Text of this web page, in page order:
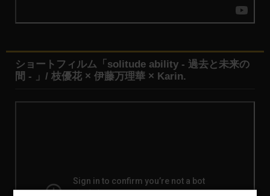
ショートフィルム「solitude ability - 過去と未来の
間 - 」/ 枝優花 × 伊藤万理華 × Karin.